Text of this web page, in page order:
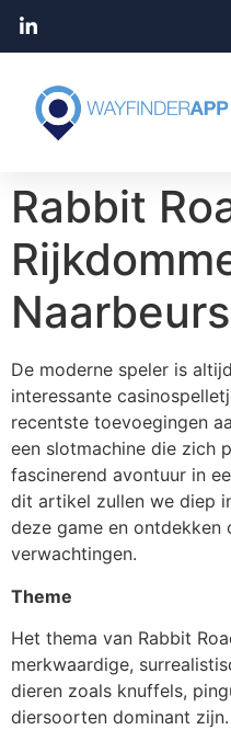
Rabbit
Naarbeurs
De moderne speler is
interessante
recentste toevoegingen
een slotmachine die zich
fascinerend avontuur in
dit artikel zullen we diep
deze game en
verwachtingen.
Theme
Het thema van Rabbit
merkwaardige,
dieren zoals knuffels,
diersoorten dominant